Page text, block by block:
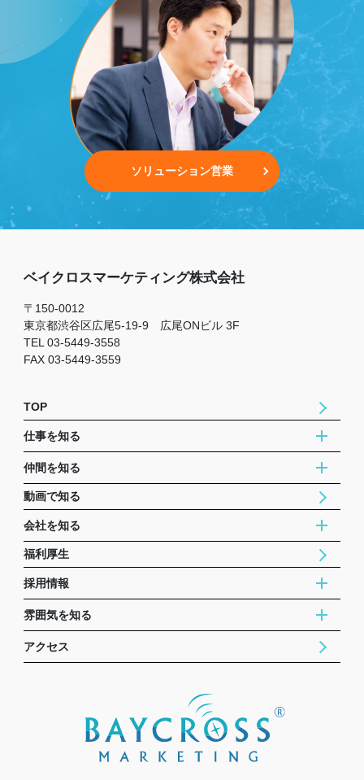
ソリューション営業
ベイクロスマーケティング株式会社
〒150-0012
東京都渋谷区広尾5-19-9 広尾ONビル 3F
TEL 03-5449-3558
FAX 03-5449-3559
TOP
仕事を知る
仲間を知る
動画で知る
会社を知る
福利厚生
採用情報
雰囲気を知る
アクセス